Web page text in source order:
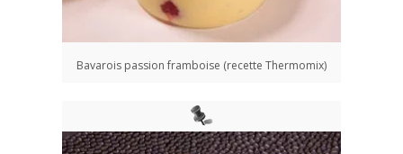
Bavarois passion framboise (recette Thermomix)